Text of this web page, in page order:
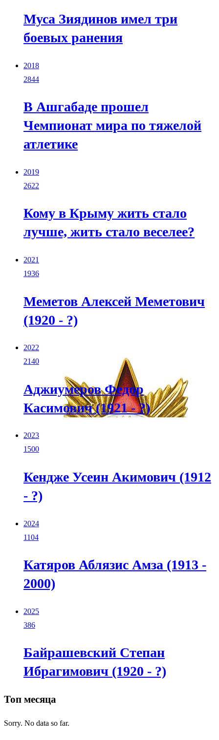
Муса Зиядинов имел три
боевых ранения
2018
2844
В Ашгабаде прошел
Чемпионат мира по тяжелой
атлетике
2019
2622
Кому в Крыму жить стало
лучше, жить стало веселее?
2021
1936
Меметов Алексей Меметович
(1920 - ?)
2022
2140
Аджиумеров Федор
Касимович (1921 - ?)
2023
1500
Кендже Усеин Акимович (1912
- ?)
2024
1104
Катяров Аблязис Амза (1913 -
2000)
2025
386
Байрашевский Степан
Ибрагимович (1920 - ?)
Топ месяца
Sorry. No data so far.